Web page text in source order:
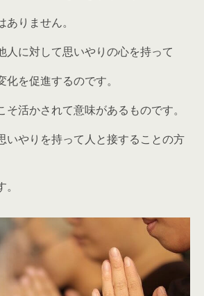
ありません。
人に対して思いやりの心を持って
化を促進するのです。
そ活かされて意味があるものです。
いやりを持って人と接することの方